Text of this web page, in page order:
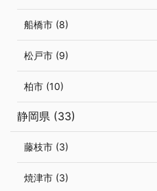
船橋市 (8)
松戸市 (9)
柏市 (10)
静岡県 (33)
藤枝市 (3)
焼津市 (3)